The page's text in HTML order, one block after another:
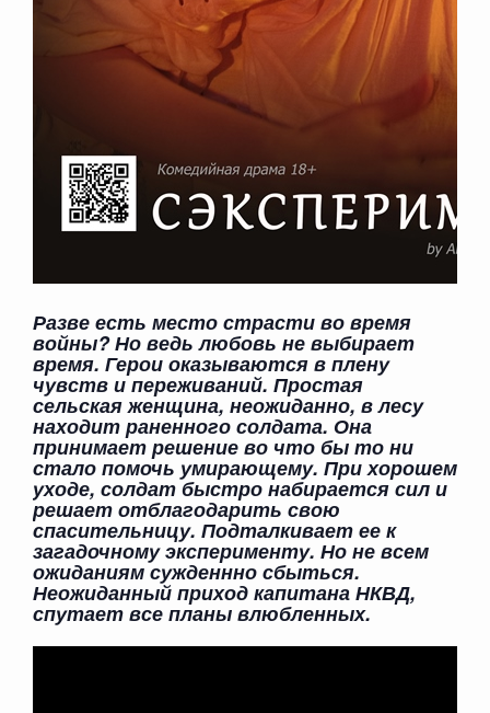
Разве есть место страсти во время
войны? Но ведь любовь не выбирает
время. Герои оказываются в плену
чувств и переживаний. Простая
сельская женщина, неожиданно, в лесу
находит раненного солдата. Она
принимает решение во что бы то ни
стало помочь умирающему. При хорошем
уходе, солдат быстро набирается сил и
решает отблагодарить свою
спасительницу. Подталкивает ее к
загадочному эксперименту. Но не всем
ожиданиям сужденнно сбыться.
Неожиданный приход капитана НКВД,
спутает все планы влюбленных.